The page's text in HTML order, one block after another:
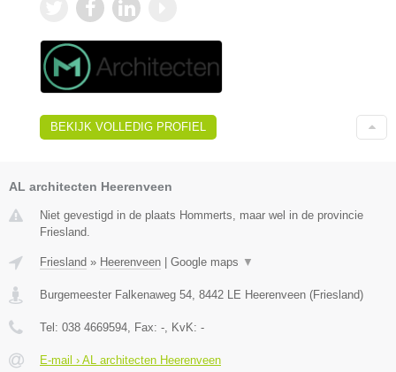
BEKIJK VOLLEDIG PROFIEL
AL architecten Heerenveen
Niet gevestigd in de plaats Hommerts, maar wel in de provincie
Friesland.
Friesland » Heerenveen Google maps ▼
Burgemeester Falkenaweg 54, 8442 LE Heerenveen (Friesland)
Tel: 038 4669594, Fax: -, KvK: -
E-mail › AL architecten Heerenveen